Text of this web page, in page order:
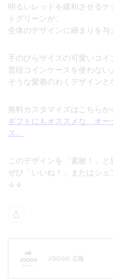
明るいレッドを緩和させる
トグリーンが、
全体のデザインに締まりを与
手のひらサイズの可愛いコイ
普段コインケースを使わな
そうな愛着のわくデザインと
無料カスタマイズはこちら
ギフトにもオススメな、オ
ス。
このデザインを「素敵！」と
ぜひ「いいね！」またはシェ
↓↓
JOGGO 広報